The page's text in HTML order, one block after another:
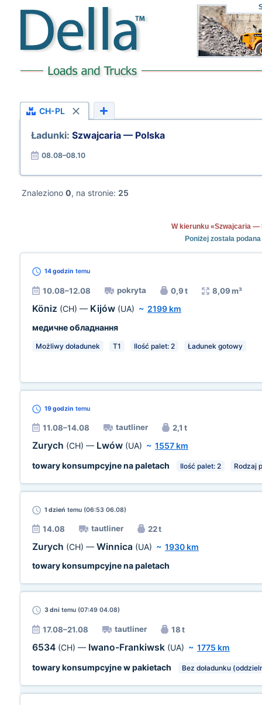
CH-PL
Ładunki: Szwajcaria — Polska
08.08–08.10
Znaleziono 0, na stronie: 25
W kierunku «Szwajcaria
Poniżej została
14 godzin temu
10.08–12.08 pokryta 0,9 t 8,09 m³
Köniz (CH) — Kijów (UA) ~ 2199 km
медичне обладнання
Możliwy doładunek T1 Ilość palet: 2 Ładunek gotowy
19 godzin temu
11.08–14.08 tautliner 2,1 t
Zurych (CH) — Lwów (UA) ~ 1557 km
towary konsumpcyjne na paletach
Ilość palet: 2 Rodzaj
1 dzień temu (06:53 06.08)
14.08 tautliner 22 t
Zurych (CH) — Winnica (UA) ~ 1930 km
towary konsumpcyjne na paletach
3 dni temu (07:49 04.08)
17.08–21.08 tautliner 18 t
6534 (CH) — Iwano-Frankiwsk (UA) ~ 1775 km
towary konsumpcyjne w pakietach
Bez doładunku